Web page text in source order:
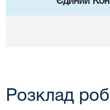
Розклад